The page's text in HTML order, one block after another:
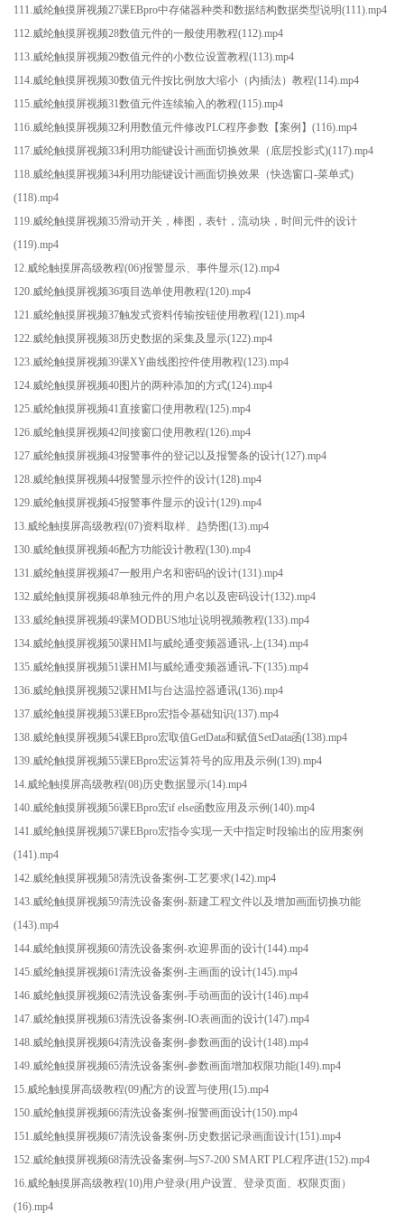
111.威纶触摸屏视频27课EBpro中存储器种类和数据结构数据类型说明(111).mp4
112.威纶触摸屏视频28数值元件的一般使用教程(112).mp4
113.威纶触摸屏视频29数值元件的小数位设置教程(113).mp4
114.威纶触摸屏视频30数值元件按比例放大缩小（内插法）教程(114).mp4
115.威纶触摸屏视频31数值元件连续输入的教程(115).mp4
116.威纶触摸屏视频32利用数值元件修改PLC程序参数【案例】(116).mp4
117.威纶触摸屏视频33利用功能键设计画面切换效果（底层投影式)(117).mp4
118.威纶触摸屏视频34利用功能键设计画面切换效果（快选窗口-菜单式)
(118).mp4
119.威纶触摸屏视频35滑动开关，棒图，表针，流动块，时间元件的设计
(119).mp4
12.威纶触摸屏高级教程(06)报警显示、事件显示(12).mp4
120.威纶触摸屏视频36项目选单使用教程(120).mp4
121.威纶触摸屏视频37触发式资料传输按钮使用教程(121).mp4
122.威纶触摸屏视频38历史数据的采集及显示(122).mp4
123.威纶触摸屏视频39课XY曲线图控件使用教程(123).mp4
124.威纶触摸屏视频40图片的两种添加的方式(124).mp4
125.威纶触摸屏视频41直接窗口使用教程(125).mp4
126.威纶触摸屏视频42间接窗口使用教程(126).mp4
127.威纶触摸屏视频43报警事件的登记以及报警条的设计(127).mp4
128.威纶触摸屏视频44报警显示控件的设计(128).mp4
129.威纶触摸屏视频45报警事件显示的设计(129).mp4
13.威纶触摸屏高级教程(07)资料取样、趋势图(13).mp4
130.威纶触摸屏视频46配方功能设计教程(130).mp4
131.威纶触摸屏视频47一般用户名和密码的设计(131).mp4
132.威纶触摸屏视频48单独元件的用户名以及密码设计(132).mp4
133.威纶触摸屏视频49课MODBUS地址说明视频教程(133).mp4
134.威纶触摸屏视频50课HMI与威纶通变频器通讯-上(134).mp4
135.威纶触摸屏视频51课HMI与威纶通变频器通讯-下(135).mp4
136.威纶触摸屏视频52课HMI与台达温控器通讯(136).mp4
137.威纶触摸屏视频53课EBpro宏指令基础知识(137).mp4
138.威纶触摸屏视频54课EBpro宏取值GetData和赋值SetData函(138).mp4
139.威纶触摸屏视频55课EBpro宏运算符号的应用及示例(139).mp4
14.威纶触摸屏高级教程(08)历史数据显示(14).mp4
140.威纶触摸屏视频56课EBpro宏if else函数应用及示例(140).mp4
141.威纶触摸屏视频57课EBpro宏指令实现一天中指定时段输出的应用案例
(141).mp4
142.威纶触摸屏视频58清洗设备案例-工艺要求(142).mp4
143.威纶触摸屏视频59清洗设备案例-新建工程文件以及增加画面切换功能
(143).mp4
144.威纶触摸屏视频60清洗设备案例-欢迎界面的设计(144).mp4
145.威纶触摸屏视频61清洗设备案例-主画面的设计(145).mp4
146.威纶触摸屏视频62清洗设备案例-手动画面的设计(146).mp4
147.威纶触摸屏视频63清洗设备案例-IO表画面的设计(147).mp4
148.威纶触摸屏视频64清洗设备案例-参数画面的设计(148).mp4
149.威纶触摸屏视频65清洗设备案例-参数画面增加权限功能(149).mp4
15.威纶触摸屏高级教程(09)配方的设置与使用(15).mp4
150.威纶触摸屏视频66清洗设备案例-报警画面设计(150).mp4
151.威纶触摸屏视频67清洗设备案例-历史数据记录画面设计(151).mp4
152.威纶触摸屏视频68清洗设备案例-与S7-200 SMART PLC程序进(152).mp4
16.威纶触摸屏高级教程(10)用户登录(用户设置、登录页面、权限页面）
(16).mp4